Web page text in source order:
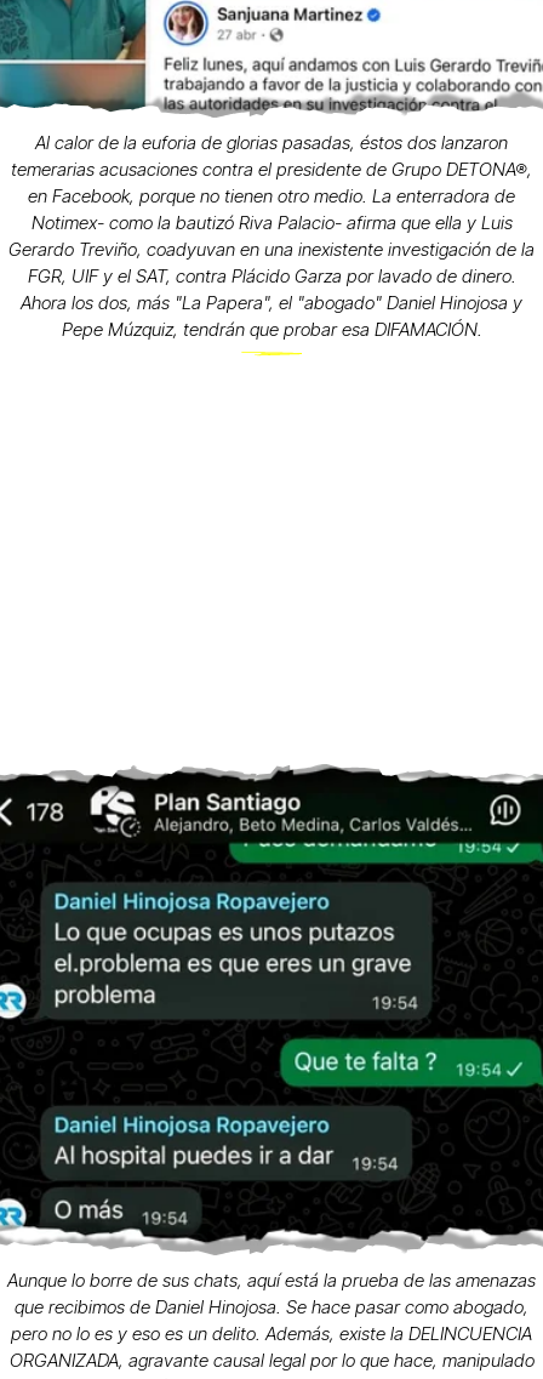
Al calor de la euforia de glorias pasadas, éstos dos lanzaron
temerarias acusaciones contra el presidente de Grupo DETONA®,
en Facebook, porque no tienen otro medio. La enterradora de
Notimex- como la bautizó Riva Palacio- afirma que ella y Luis
Gerardo Treviño, coadyuvan en una inexistente investigación de la
FGR, UIF y el SAT, contra Plácido Garza por lavado de dinero.
Ahora los dos, más "La Papera", el "abogado" Daniel Hinojosa y
Pepe Múzquiz, tendrán que probar esa DIFAMACIÓN.
Aunque lo borre de sus chats, aquí está la prueba de las amenazas
que recibimos de Daniel Hinojosa. Se hace pasar como abogado,
pero no lo es y eso es un delito. Además, existe la DELINCUENCIA
ORGANIZADA, agravante causal legal por lo que hace, manipulado